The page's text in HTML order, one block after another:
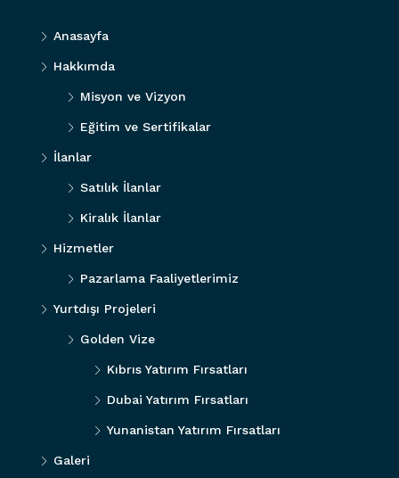
Anasayfa
Hakkımda
Misyon ve Vizyon
Eğitim ve Sertifikalar
İlanlar
Satılık İlanlar
Kiralık İlanlar
Hizmetler
Pazarlama Faaliyetlerimiz
Yurtdışı Projeleri
Golden Vize
Kıbrıs Yatırım Fırsatları
Dubai Yatırım Fırsatları
Yunanistan Yatırım Fırsatları
Galeri